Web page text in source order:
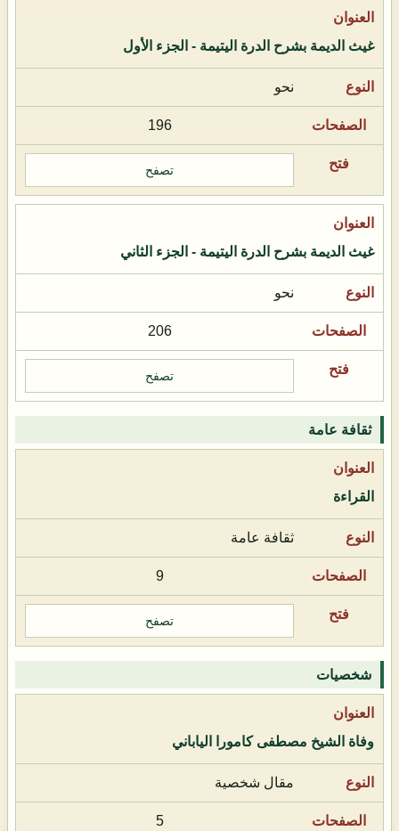
غيث الديمة بشرح الدرة اليتيمة - الجزء الأول
نحو
196
تصفح
غيث الديمة بشرح الدرة اليتيمة - الجزء الثاني
نحو
206
تصفح
ثقافة عامة
القراءة
ثقافة عامة
9
تصفح
شخصيات
وفاة الشيخ مصطفى كامورا الياباني
مقال شخصية
5